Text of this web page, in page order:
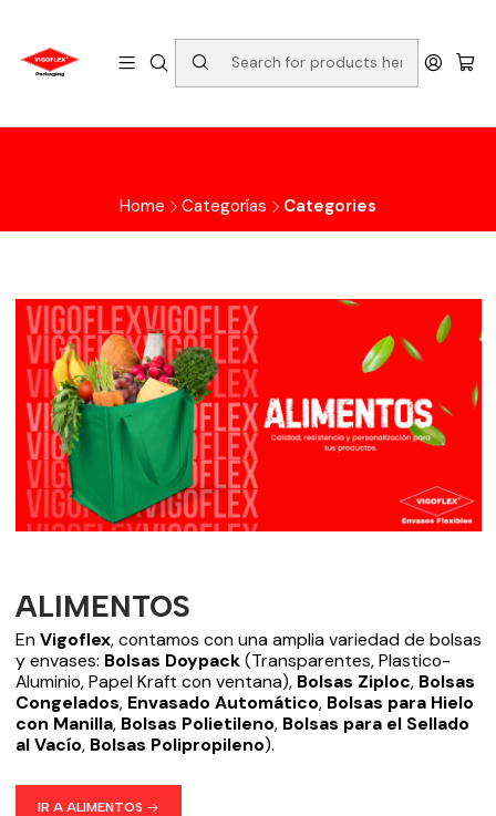
Home Categorías Categories
ALIMENTOS
En Vigoflex, contamos con una amplia variedad de bolsas
y envases: Bolsas Doypack(Transparentes, Plastico-
Aluminio, Papel Kraft con ventana), Bolsas Ziploc, Bolsas
Congelados, Envasado Automático, Bolsas para Hielo
con Manilla,Bolsas Polietileno, Bolsas para el Sellado
al Vacío, Bolsas Polipropileno).
IR A ALIMENTOS